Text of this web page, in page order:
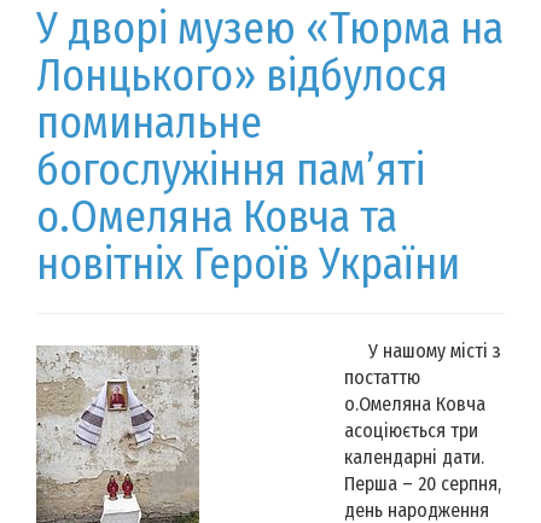
У дворі музею «Тюрма на
Лонцького» відбулося
поминальне
богослужіння пам’яті
о.Омеляна Ковча та
новітніх Героїв України
У нашому місті з
постаттю
о.Омеляна Ковча
асоціюється три
календарні дати.
Перша – 20 серпня,
день народження